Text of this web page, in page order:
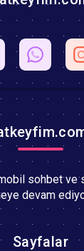
sohbet ve
devam
Sayfalar